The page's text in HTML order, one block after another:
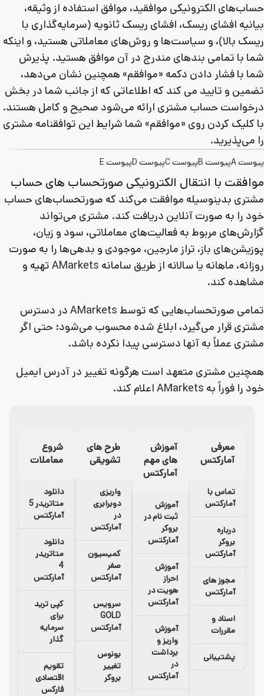
حساب‌های الکترونیکی موافقید، موافق استفاده از وثیقه،
بیانیه افشای ریسک، افشای ریسک ثانویه (سرمایه‌گذاری با
ریسک بالا)، و سیاست‌ها و روش‌های معاملاتی هستید، و اینکه
شما با تمامی بندهای مندرج در آن موافق هستید. پذیرش
شما با فشار دادن دکمه «موافقم» همچنین نشان می‌دهد،
تضمین و تایید می کند که اطلاعاتی که از جانب شما در بخش
درخواست حساب مشتری ارائه می‌شود صحیح و کامل هستند.
با کلیک کردن روی «موافقم» شما شرایط این توافقنامه مشتری
را می‌پذیرید.
پیوست A پیوست B پیوست C پیوست D پیوست E
موافقت با انتقال الکترونیکی صورتحساب های حساب
مشتری بدینوسیله موافقت می‌کند که صورتحساب‌های حساب
خود را به صورت آنلاین دریافت کند. مشتری می‌تواند
گزارش‌های مربوط به فعالیت‌های معاملاتی، سود و زیان،
پوزیشن‌های باز، تراز مارجین، موجودی و بدهی‌ها را به صورت
روزانه، ماهانه یا سالانه از طریق سامانه AMarkets تهیه و
مشاهده کند.
تمامی صورتحساب‌هایی که توسط AMarkets در دسترس
مشتری قرار می‌گیرد، ابلاغ شده محسوب می‌شود؛ حتی اگر
مشتری عملاً به آنها دسترسی پیدا نکرده باشد.
همچنین مشتری متعهد است هرگونه تغییر در آدرس ایمیل
خود را فوراً به AMarkets اعلام کند.
معرفی
آمارکتس
تماس با
آمارکتس
درباره
بروکر
آمارکتس
مجوز های
آمارکتس
اسناد و
مقررات
پشتیبانی
آموزش
های مهم
آمارکتس
آموزش
ثبت نام در
بروکر
آمارکتس
آموزش
احراز
هویت در
آمارکتس
آموزش
واریز و
برداشت
در
آمارکتس
طرح های
تشویقی
واریزی
دوبرابری
در
آمارکتس
کمیسیون
صفر
آمارکتس
سرویس
GOLD
آمارکتس
بونوس
تغییر
بروکر
شروع
معاملات
دانلود
متاتریدر 5
آمارکتس
دانلود
متاتریدر
4
آمارکتس
کپی ترید
برای
سرمایه
گذار
تقویم
اقتصادی
فارکس